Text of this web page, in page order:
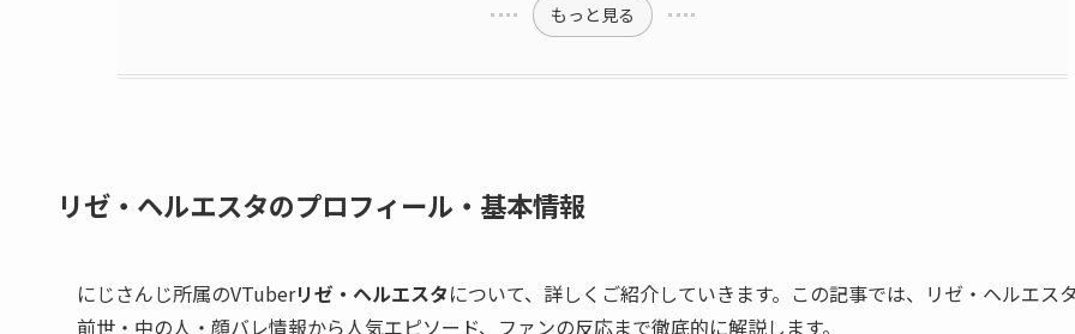
もっと見る
リゼ・ヘルエスタのプロフィール・基本情報
にじさんじ所属のVTuberリゼ・ヘルエスタについて、詳しくご紹介していきます。この記事では、リゼ・ヘルエス
前世・中の人・顔バレ情報から人気エピソード、ファンの反応まで徹底的に解説します。